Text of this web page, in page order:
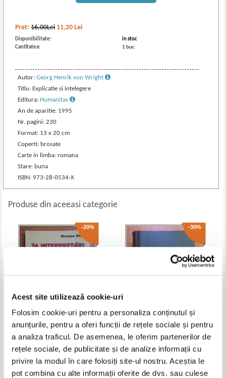
Acest site utilizează cookie-uri
Folosim cookie-uri pentru a personaliza conținutul și
anunțurile, pentru a oferi funcții de rețele sociale și pentru
a analiza traficul. De asemenea, le oferim partenerilor de
rețele sociale, de publicitate și de analize informații cu
privire la modul în care folosiți site-ul nostru. Aceștia le
pot combina cu alte informații oferite de dvs. sau culese
Pret:16,00Lei 11,20 Lei
Disponibilitate:
in stoc
Cantitatea:
1 buc
Autor:Georg Henrik von Wright
Titlu: Explicatie si intelegere
Editura: Humanitas
An de aparitie: 1995
Nr. pagini: 230
Format: 13 x 20 cm
Coperti: brosate
Carte in limba: romana
Stare: buna
ISBN: 973-28-0534-X
Produse din aceeasi categorie
-20%
Nicolae Stan - 36 interpretari de
10,00Lei 8,00
Adaugă în coș
-30%
Bazele filozofiei marxiste
Lei
Adaugă în coș